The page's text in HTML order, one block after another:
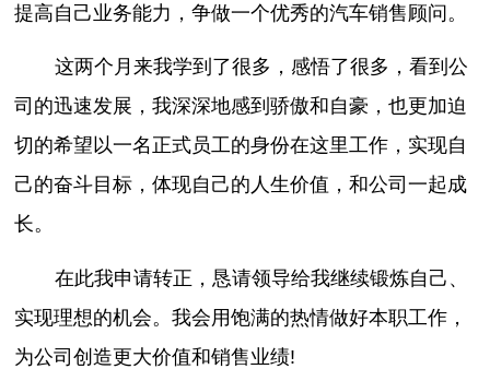
提高自己业务能力，争做一个优秀的汽车销售顾问。
这两个月来我学到了很多，感悟了很多，看到公
司的迅速发展，我深深地感到骄傲和自豪，也更加迫
切的希望以一名正式员工的身份在这里工作，实现自
己的奋斗目标，体现自己的人生价值，和公司一起成
长。
在此我申请转正，恳请领导给我继续锻炼自己、
实现理想的机会。我会用饱满的热情做好本职工作，
为公司创造更大价值和销售业绩!